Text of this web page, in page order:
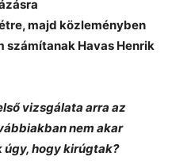
majd közleményben
számítanak Havas Henrik
vizsgálata arra az
nem akar
hogy kirúgtak?